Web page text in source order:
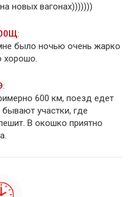
новых вагонах)))))))
:
было ночью очень жарко
хорошо.
:
600 км, поезд едет
участки, где
В окошко приятно